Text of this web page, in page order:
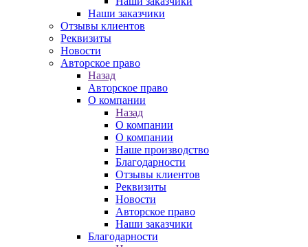
Наши заказчики
Отзывы клиентов
Реквизиты
Новости
Авторское право
Назад
Авторское право
О компании
Назад
О компании
О компании
Наше производство
Благодарности
Отзывы клиентов
Реквизиты
Новости
Авторское право
Наши заказчики
Благодарности